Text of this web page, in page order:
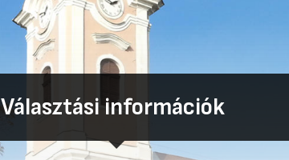
Választási információk